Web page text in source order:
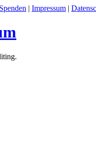
Spenden | Impressum |